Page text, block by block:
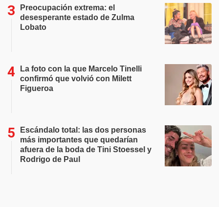
Preocupación extrema: el
desesperante estado de Zulma
Lobato
La foto con la que Marcelo Tinelli
confirmó que volvió con Milett
Figueroa
Escándalo total: las dos personas
más importantes que quedarían
afuera de la boda de Tini Stoessel y
Rodrigo de Paul